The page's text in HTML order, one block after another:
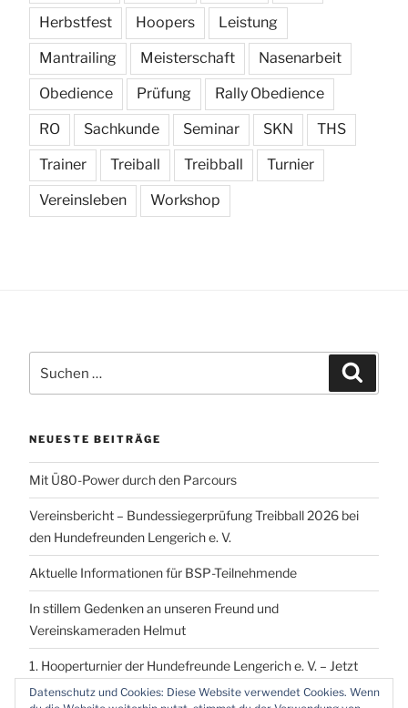
Herbstfest Hoopers Leistung
Mantrailing Meisterschaft Nasenarbeit
Obedience Prüfung Rally Obedience
RO Sachkunde Seminar SKN THS
Trainer Treiball Treibball Turnier
Vereinsleben Workshop
nach:
NEUESTE BEITRÄGE
Mit Ü80-Power durch den Parcours
Vereinsbericht – Bundessiegerprüfung Treibball 2026 bei
den Hundefreunden Lengerich e. V.
Aktuelle Informationen für BSP-Teilnehmende
In stillem Gedenken an unseren Freund und
Vereinskameraden Helmut
1. Hooperturnier der Hundefreunde Lengerich e. V. – Jetzt
vormerken!
Datenschutz und Cookies: Diese Website verwendet Cookies. Wenn